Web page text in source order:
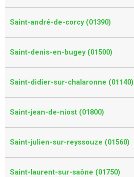
Saint-andré-de-corcy (01390)
Saint-denis-en-bugey (01500)
Saint-didier-sur-chalaronne (01140)
Saint-jean-de-niost (01800)
Saint-julien-sur-reyssouze (01560)
Saint-laurent-sur-saône (01750)